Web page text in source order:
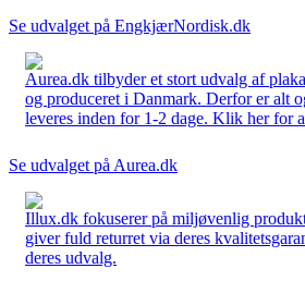
Se udvalget på EngkjærNordisk.dk
Aurea.dk tilbyder et stort udvalg af
og produceret i Danmark. Derfor er alt
leveres inden for 1-2 dage. Klik her for
Se udvalget på Aurea.dk
Illux.dk fokuserer på miljøvenlig
giver fuld returret via deres
deres udvalg.